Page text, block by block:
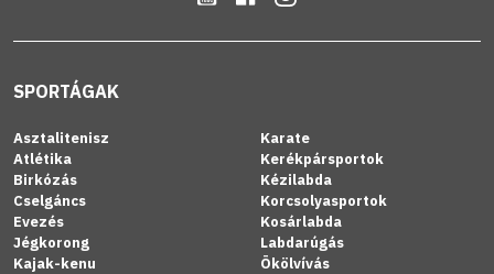
SPORTÁGAK
Asztalitenisz
Atlétika
Birkózás
Cselgáncs
Evezés
Jégkorong
Kajak-kenu
Karate
Kerékpársportok
Kézilabda
Korcsolyasportok
Kosárlabda
Labdarúgás
Ökölvívás